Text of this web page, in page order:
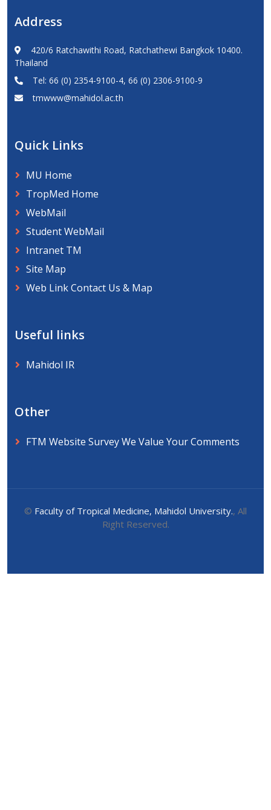
Address
420/6 Ratchawithi Road, Ratchathewi Bangkok 10400.
Thailand
Tel: 66 (0) 2354-9100-4, 66 (0) 2306-9100-9
tmwww@mahidol.ac.th
Quick Links
MU Home
TropMed Home
WebMail
Student WebMail
Intranet TM
Site Map
Web Link Contact Us & Map
Useful links
Mahidol IR
Other
FTM Website Survey We Value Your Comments
© Faculty of Tropical Medicine, Mahidol University., All
Right Reserved.